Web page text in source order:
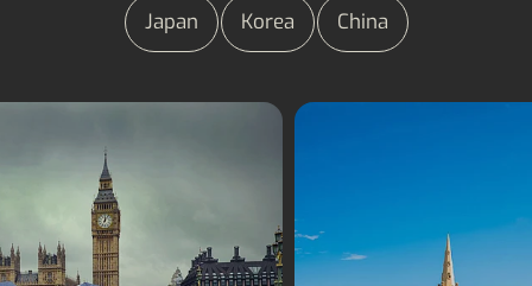
Japan Korea China
Sprachreisen England